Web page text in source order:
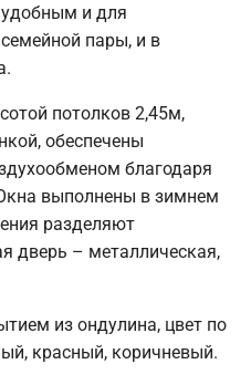
удобным и для
пары, и в
потолков 2,45м,
обеспечены
благодаря
выполнены в зимнем
разделяют
дверь – металлическая,
из ондулина, цвет по
красный, коричневый.